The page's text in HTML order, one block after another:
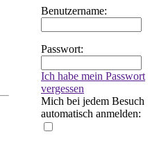
Benutzername:
Passwort:
Ich habe mein Passwort
vergessen
Mich bei jedem Besuch
automatisch anmelden: